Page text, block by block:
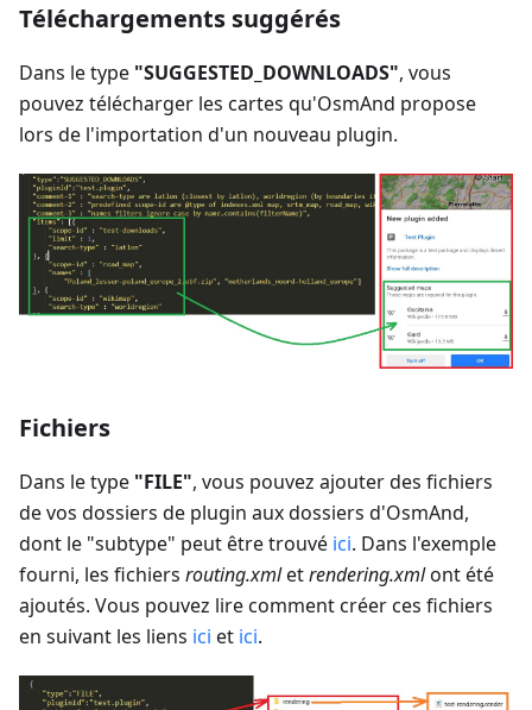
Téléchargements suggérés
Dans le type "SUGGESTED_DOWNLOADS", vous
pouvez télécharger les cartes qu'OsmAnd propose
lors de l'importation d'un nouveau plugin.
Fichiers
Dans le type "FILE", vous pouvez ajouter des fichiers
de vos dossiers de plugin aux dossiers d'OsmAnd,
dont le "subtype" peut être trouvé ici. Dans l'exemple
fourni, les fichiers routing.xmletrendering.xmlont été
ajoutés. Vous pouvez lire comment créer ces fichiers
en suivant les liens ici et ici.